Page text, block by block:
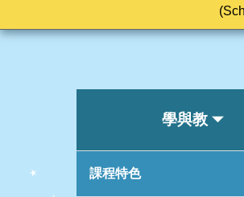
學與教
課程特色